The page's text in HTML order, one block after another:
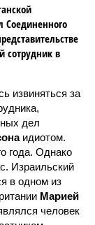
Соединенного
сотрудник в
извиняться за
дел
идиотом.
года. Однако
Израильский
в одном из
Марией
человек